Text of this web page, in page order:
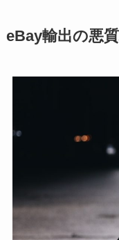
eBay輸出の悪